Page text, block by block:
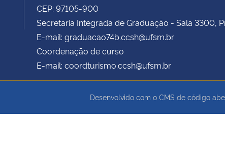
CEP: 97105-900
Secretaria Integrada de Graduação - Sala 3300,
E-mail: graduacao74b.ccsh@ufsm.br
Coordenação de curso
E-mail: coordturismo.ccsh@ufsm.br
Desenvolvido com o CMS de código